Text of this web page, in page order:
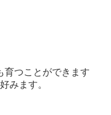
つことができます
みます。